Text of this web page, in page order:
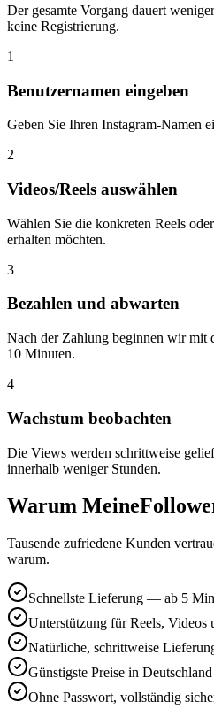
Der gesamte Vorgang dauert
keine Registrierung.
1
Benutzernamen eingeben
Geben Sie Ihren Instagram-Namen
2
Videos/Reels auswählen
Wählen Sie die konkreten Reels
erhalten möchten.
3
Bezahlen und abwarten
Nach der Zahlung beginnen wir mit
10 Minuten.
4
Wachstum beobachten
Die Views werden schrittweise
innerhalb weniger Stunden.
Warum
Tausende zufriedene Kunden
warum.
Schnellste Lieferung — ab 5
Unterstützung für Reels,
Natürliche, schrittweise
Günstigste Preise in
Ohne Passwort, vollständig